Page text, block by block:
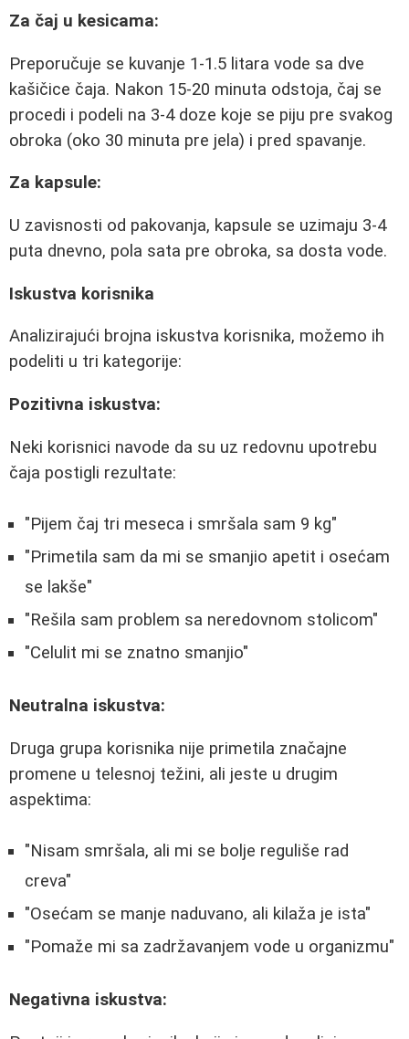
Za čaj u kesicama:
Preporučuje se kuvanje 1-1.5 litara vode sa dve
kašičice čaja. Nakon 15-20 minuta odstoja, čaj se
procedi i podeli na 3-4 doze koje se piju pre svakog
obroka (oko 30 minuta pre jela) i pred spavanje.
Za kapsule:
U zavisnosti od pakovanja, kapsule se uzimaju 3-4
puta dnevno, pola sata pre obroka, sa dosta vode.
Iskustva korisnika
Analizirajući brojna iskustva korisnika, možemo ih
podeliti u tri kategorije:
Pozitivna iskustva:
Neki korisnici navode da su uz redovnu upotrebu
čaja postigli rezultate:
"Pijem čaj tri meseca i smršala sam 9 kg"
"Primetila sam da mi se smanjio apetit i osećam
se lakše"
"Rešila sam problem sa neredovnom stolicom"
"Celulit mi se znatno smanjio"
Neutralna iskustva:
Druga grupa korisnika nije primetila značajne
promene u telesnoj težini, ali jeste u drugim
aspektima:
"Nisam smršala, ali mi se bolje reguliše rad
creva"
"Osećam se manje naduvano, ali kilaža je ista"
"Pomaže mi sa zadržavanjem vode u organizmu"
Negativna iskustva: